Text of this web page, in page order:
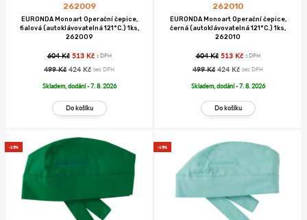
262009
EURONDA Monoart Operační čepice,
fialová (autoklávovatelná 121°C.) 1ks,
262009
604 Kč 513 Kč s DPH
499 Kč 424 Kč bez DPH
Skladem, dodání - 7. 8. 2026
262010
EURONDA Monoart Operační čepice,
černá (autoklávovatelná 121°C.) 1ks,
262010
604 Kč 513 Kč s DPH
499 Kč 424 Kč bez DPH
Skladem, dodání - 7. 8. 2026
-15% -15%